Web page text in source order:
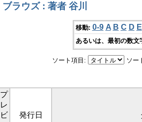
ブラウズ : 著者 谷川
移動: 0-9 A B C D E
あるいは、最初の数
ソート項目: ソー
プ
レ
ビ
発行日